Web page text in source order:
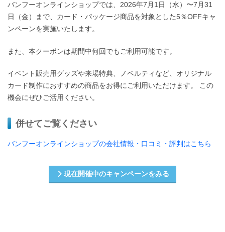
バンフーオンラインショップでは、2026年7月1日（水）〜7月31
日（金）まで、カード・パッケージ商品を対象とした5％OFFキャ
ンペーンを実施いたします。
また、本クーポンは期間中何回でもご利用可能です。
イベント販売用グッズや来場特典、ノベルティなど、オリジナル
カード制作におすすめの商品をお得にご利用いただけます。 この
機会にぜひご活用ください。
併せてご覧ください
バンフーオンラインショップの会社情報・口コミ・評判はこちら
現在開催中のキャンペーンをみる